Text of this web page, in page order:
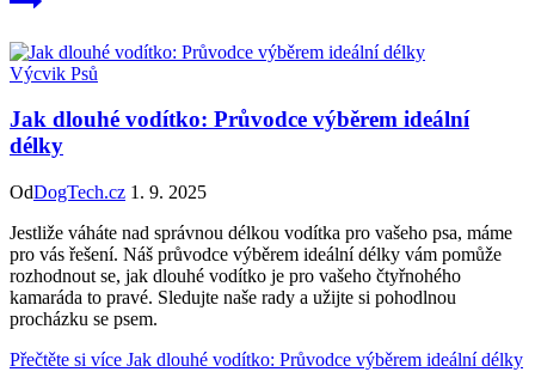
Výcvik Psů
Jak dlouhé vodítko: Průvodce výběrem ideální
délky
OdDogTech.cz 1. 9. 2025
Jestliže váháte nad správnou délkou vodítka pro vašeho psa, máme
pro vás řešení. Náš průvodce výběrem ideální délky vám pomůže
rozhodnout se, jak dlouhé vodítko je pro vašeho čtyřnohého
kamaráda to pravé. Sledujte naše rady a užijte si pohodlnou
procházku se psem.
Přečtěte si více Jak dlouhé vodítko: Průvodce výběrem ideální délky